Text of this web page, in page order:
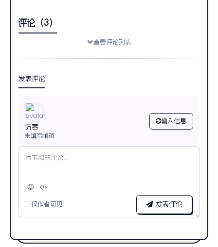
评论（3）
查看评论列表
发表评论
访客
未填写邮箱
输入信息
仅作者可见 发表评论